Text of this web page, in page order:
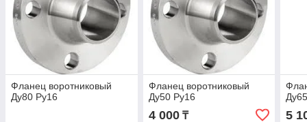
Фланец воротниковый
Ду80 Ру16
Фланец воротниковый
Ду50 Ру16
4 000₸ 5